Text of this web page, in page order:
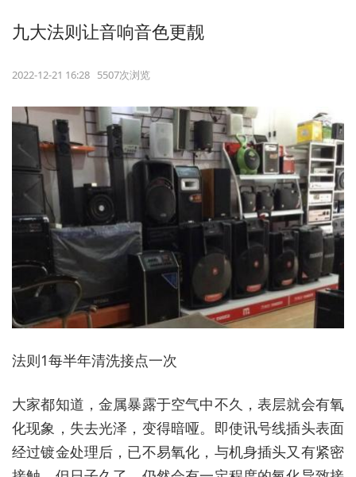
九大法则让音响音色更靓
2022-12-21 16:28 5507次浏览
法则1每半年清洗接点一次
大家都知道，金属暴露于空气中不久，表层就会有氧
化现象，失去光泽，变得暗哑。即使讯号线插头表面
经过镀金处理后，已不易氧化，与机身插头又有紧密